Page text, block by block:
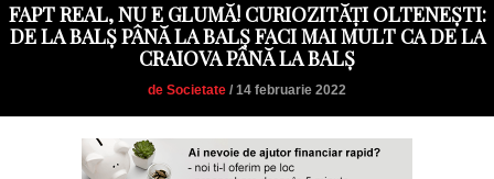
FAPT REAL, NU E GLUMĂ! CURIOZITĂȚI OLTENEȘTI:
DE LA BALȘ PÂNĂ LA BALȘ FACI MAI MULT CA DE LA
CRAIOVA PÂNĂ LA BALȘ
de Societate / 14 februarie 2022